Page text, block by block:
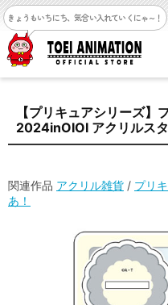
きょうもいちにち、気合い入れていくにゃ～！
【プリキュアシリーズ】
2024inOIOI アクリルス
関連作品 アクリル雑貨 / プリ
あ！